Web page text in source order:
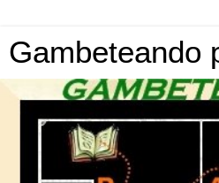
Gambeteando